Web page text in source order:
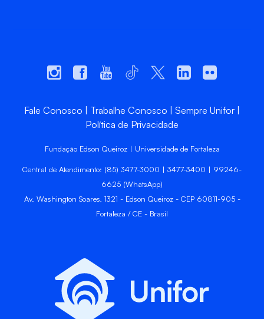
Fale Conosco Trabalhe Conosco
Sempre Unifor
Política de Privacidade
Fundação Edson Queiroz | Universidade de Fortaleza
Central de Atendimento: (85) 3477-3000 | 3477-3400 | 99246-
6625 (WhatsApp)
Av. Washington Soares, 1321 - Edson Queiroz - CEP 60811-905 -
Fortaleza / CE - Brasil